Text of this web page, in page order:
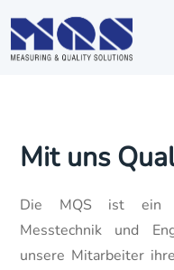
Mit uns
Die MQS ist ein
Messtechnik und
unsere Mitarbeiter